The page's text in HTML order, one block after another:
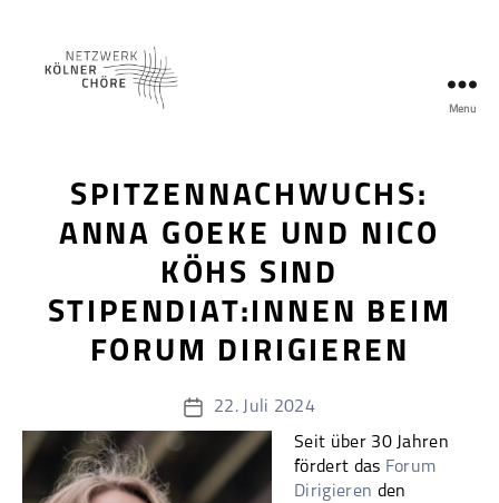
Menü
SPITZENNACHWUCHS:
ANNA GOEKE UND NICO
KÖHS SIND
STIPENDIAT:INNEN BEIM
FORUM DIRIGIEREN
Veröffentlichungsdatum
22. Juli 2024
Seit über 30 Jahren
fördert das Forum
Dirigieren den